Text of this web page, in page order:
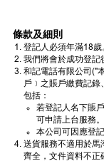
條款及細則
登記人必須年滿18歲
我們將會於成功登記
和記電話有限公司("
戶﹞之賬戶繳費記錄
包括：
若登記人名下賬
可申請上台服務。
本公司可因應登
送貨服務不適用於馬
齊全，文件資料不正